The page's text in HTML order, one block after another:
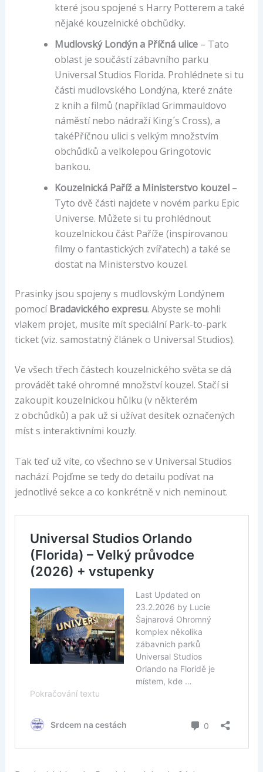
které jsou spojené s Harry Potterem a také
nějaké kouzelnické obchůdky.
Mudlovský Londýn a Příčná ulice – Tato
oblast je součástí zábavního parku
Universal Studios Florida. Prohlédnete si tu
části mudlovského Londýna, které znáte
z knih a filmů (například Grimmauldovo
náměstí nebo nádraží King´s Cross), a
takéPříčnou ulici s velkým množstvím
obchůdků a velkolepou Gringotovic
bankou.
Kouzelnická Paříž a Ministerstvo kouzel –
Tyto dvě části najdete v novém parku Epic
Universe. Můžete si tu prohlédnout
kouzelnickou část Paříže (inspirovanou
filmy o fantastických zvířatech) a také se
dostat na Ministerstvo kouzel.
Prasinky jsou spojeny s mudlovským Londýnem
pomocíBradavického expresu. Abyste se mohli
vlakem projet, musíte mít speciální Park-to-park
ticket (viz. samostatný článek o Universal Studios).
Ve všech třech částech kouzelnického světa se dá
provádět také ohromné množství kouzel. Stačí si
zakoupit kouzelnickou hůlku (v některém
z obchůdků) a pak už si užívat desítek označených
míst s interaktivními kouzly.
Tak teď už víte, co všechno se v Universal Studios
nachází. Pojďme se tedy do detailu podívat na
jednotlivé sekce a co konkrétně v nich neminout.